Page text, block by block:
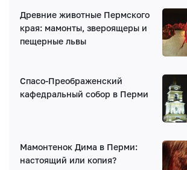
Получать уведомления об ответах
Введите код:
Древние животные Пермского
края: мамонты, звероящеры и
пещерные львы
Спасо-Преображенский
кафедральный собор в Перми
Мамонтенок Дима в Перми:
настоящий или копия?